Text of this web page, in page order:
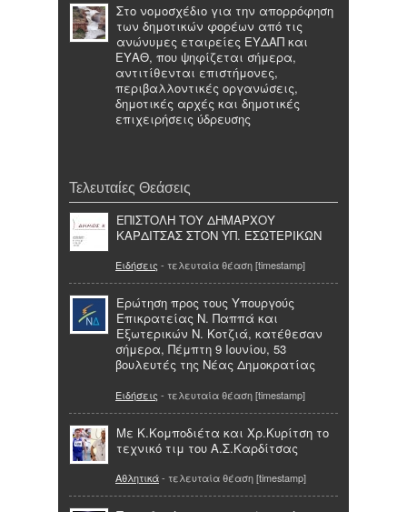
Στο νομοσχέδιο για την απορρόφηση
των δημοτικών φορέων από τις
ανώνυμες εταιρείες ΕΥΔΑΠ και
ΕΥΑΘ, που ψηφίζεται σήμερα,
αντιτίθενται επιστήμονες,
περιβαλλοντικές οργανώσεις,
δημοτικές αρχές και δημοτικές
επιχειρήσεις ύδρευσης
Τελευταίες Θεάσεις
ΕΠΙΣΤΟΛΗ ΤΟΥ ΔΗΜΑΡΧΟΥ
ΚΑΡΔΙΤΣΑΣ ΣΤΟΝ ΥΠ. ΕΣΩΤΕΡΙΚΩΝ
Ειδήσεις - τελευταία θέαση [timestamp]
Ερώτηση προς τους Υπουργούς
Επικρατείας Ν. Παππά και
Εξωτερικών Ν. Κοτζιά, κατέθεσαν
σήμερα, Πέμπτη 9 Ιουνίου, 53
βουλευτές της Νέας Δημοκρατίας
Ειδήσεις - τελευταία θέαση [timestamp]
Με Κ.Κομποδιέτα και Χρ.Κυρίτση το
τεχνικό τιμ του Α.Σ.Καρδίτσας
Αθλητικά- τελευταία θέαση [timestamp]